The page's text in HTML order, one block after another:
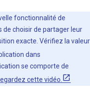
fonctionnalité de
choisir de partager leur
exacte. Vérifiez la valeur
dans
se comporte de
cette vidéo.